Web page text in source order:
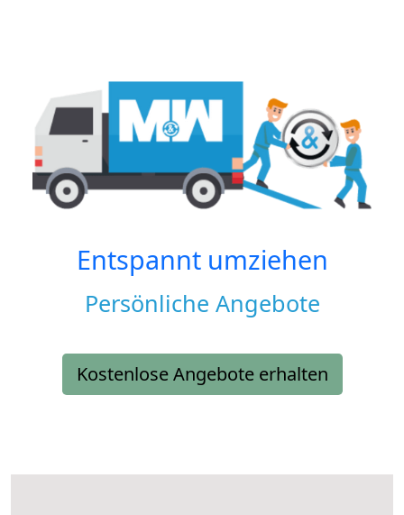
Entspannt umziehen
Persönliche Angebote
Kostenlose Angebote erhalten